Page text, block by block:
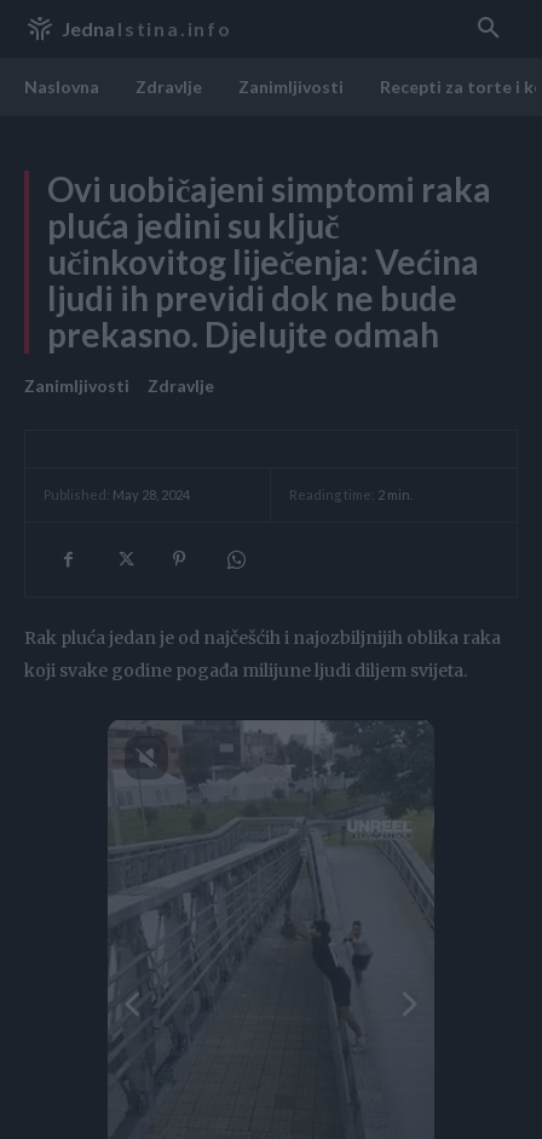
Jedna Istina.info
Naslovna Zdravlje Zanimljivosti Recepti za torte i
Ovi uobičajeni simptomi raka
pluća jedini su ključ
učinkovitog liječenja: Većina
ljudi ih previdi dok ne bude
prekasno. Djelujte odmah
Zanimljivosti Zdravlje
Published: May 28, 2024 Reading time: 2 min.
Rak pluća jedan je od najčešćih i najozbiljnijih oblika raka
koji svake godine pogađa milijune ljudi diljem svijeta.